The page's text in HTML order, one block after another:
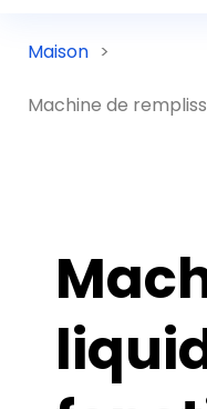
Maison >
Machine de